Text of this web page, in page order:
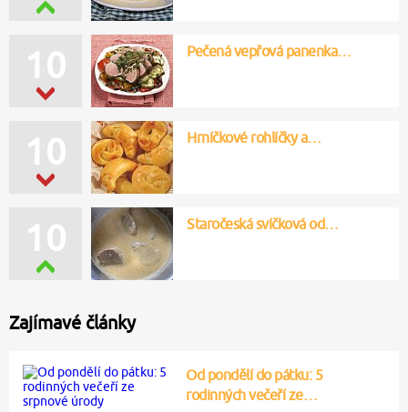
10 Pečená vepřová panenka…
10 Hrníčkové rohlíčky a…
10 Staročeská svíčková od…
Zajímavé články
Od pondělí do pátku: 5
rodinných večeří ze…